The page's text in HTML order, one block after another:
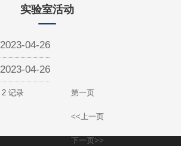
实验室活动
2023-04-26
2023-04-26
2 记录 第一页
<<上一页
下一页>>